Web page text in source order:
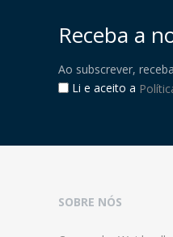
Receba a
Ao subscrever,
Li e aceito a
SOBRE NÓS